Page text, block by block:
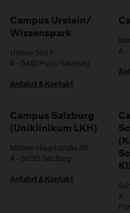
Campus Urstein/
Wissenspark
Urstein Süd 1
A - 5412 Puch/Salzburg
Anfahrt & Kontakt
A -
Campus Salzburg
(Uniklinikum LKH)
Müllner Hauptstraße 48
A - 5020 Salzburg
Anfahrt & Kontakt
A -